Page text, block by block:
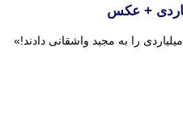
مجید واشقانی (مجری و بازیگر) به خبر همشهری آنلاین با تیتر «کارگردانی پروژه 150 میلیاردی را به مجید واشقانی دادند!»